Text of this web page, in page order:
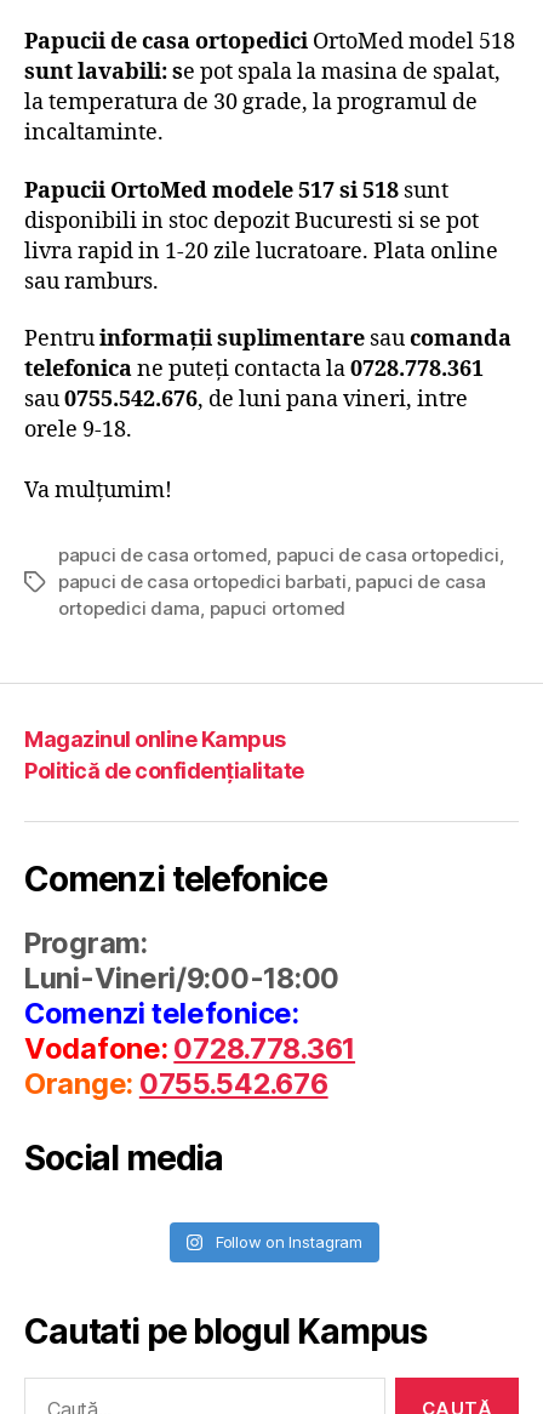
Papucii de casa ortopedici OrtoMed model 518
suntlavabili: se pot spala la masina de spalat,
la temperatura de 30 grade, la programul de
incaltaminte.
Papucii OrtoMed modele 517 si 518 sunt
disponibili in stoc depozit Bucuresti si se pot
livra rapid in 1-20 zile lucratoare. Plata online
sau ramburs.
Pentruinformații suplimentare saucomanda
telefonicane puteți contacta la0728.778.361
sau0755.542.676, de luni pana vineri, intre
orele 9-18.
Va mulțumim!
Etichete
papuci de casa ortomed, papuci de casa ortopedici,
papuci de casa ortopedici barbati, papuci de casa
ortopedici dama, papuci ortomed
Magazinul online Kampus
Politică de confidențialitate
Comenzi telefonice
Program:
Luni-Vineri/9:00-18:00
Comenzi telefonice:
Vodafone: 0728.778.361
Orange: 0755.542.676
Social media
Follow on Instagram
Cautati pe blogul Kampus